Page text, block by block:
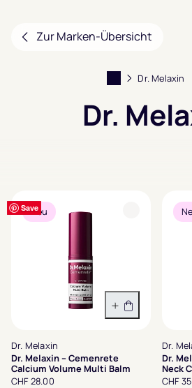
Zur Marken-Übersicht
Dr. Melaxin
Dr.
SaveNeu
In den
Dr. Melaxin
Dr. Melaxin – Cemenrete
Calcium Volume Multi Balm
CHF 28.00
Save
Dr.
Dr.
Neck
CHF
Save
Save
Save
Save
Save
Save